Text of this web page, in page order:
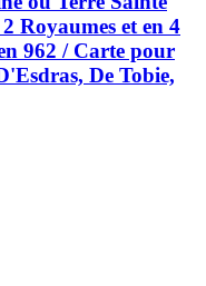
Royaumes et en 4
962 / Carte pour
De Tobie,